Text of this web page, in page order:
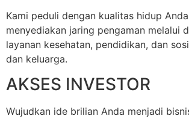
Kami peduli dengan kualitas hidup
menyediakan jaring pengaman melalui
layanan kesehatan, pendidikan, dan
dan keluarga.
AKSES INVESTOR
Wujudkan ide brilian Anda menjadi